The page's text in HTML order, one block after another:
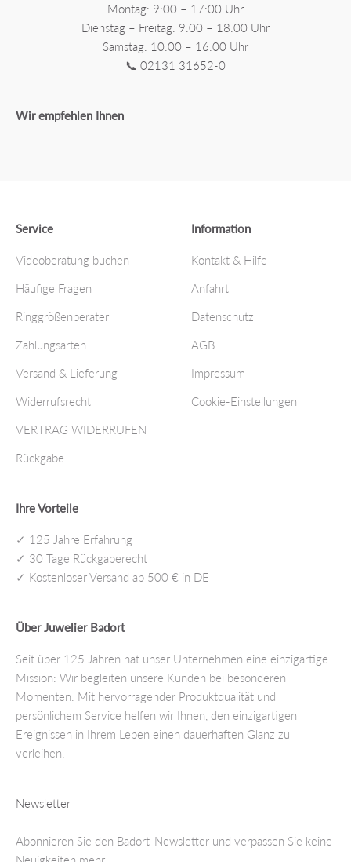
Montag: 9:00 – 17:00 Uhr
Dienstag – Freitag: 9:00 – 18:00 Uhr
Samstag: 10:00 – 16:00 Uhr
📞 02131 31652-0
Wir empfehlen Ihnen
Service
Videoberatung buchen
Häufige Fragen
Ringgrößenberater
Zahlungsarten
Versand & Lieferung
Widerrufsrecht
VERTRAG WIDERRUFEN
Rückgabe
Information
Kontakt & Hilfe
Anfahrt
Datenschutz
AGB
Impressum
Cookie-Einstellungen
Ihre Vorteile
✓ 125 Jahre Erfahrung
✓ 30 Tage Rückgaberecht
✓ Kostenloser Versand ab 500 € in DE
Über Juwelier Badort
Seit über 125 Jahren hat unser Unternehmen eine einzigartige
Mission: Wir begleiten unsere Kunden bei besonderen
Momenten. Mit hervorragender Produktqualität und
persönlichem Service helfen wir Ihnen, den einzigartigen
Ereignissen in Ihrem Leben einen dauerhaften Glanz zu
verleihen.
Newsletter
Abonnieren Sie den Badort-Newsletter und verpassen Sie keine